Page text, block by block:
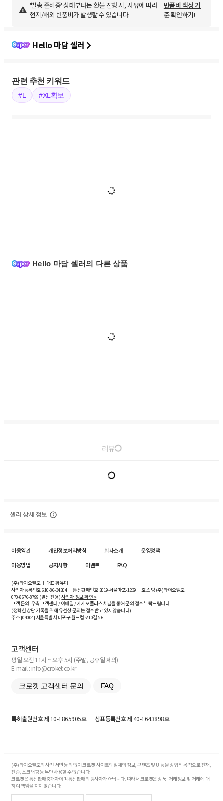
'발송 준비중' 상태부터는 환불 진행 시, 사유에 따라
현지/해외 반품비가 발생할 수 있습니다.
반품비 책정 기
준 확인하기!
Hello 마담 셀러
관련 추천 키워드
#L #XL확보
Hello 마담 셀러의 다른 상품
리뷰
셀러 상세 정보
이용약관 개인정보처리방침 회사소개
운영정책
이용방법
공지사항 이벤트 FAQ
(주)와이오엘오 ㅣ 대표 황유미
사업자등록번호610-86-34204ㅣ 통신판매번호 2019-서울마포-1239 ㅣ 호스팅 (주)와이오엘오
070-8676-8799 (발신 전용)사업자 정보 확인 >
고객 문의: 우측 고객센터 / 이메일 / 카카오플러스 채널을 통해 문의 접수 부탁드립니다.
(정확한 상담 기록을 위해 유선상 문의는 접수받고 있지 않습니다)
주소 [04004] 서울특별시 마포구 월드컵로10길5-6
고객센터
평일 오전 11시 ~ 오후 5시 (주말, 공휴일 제외)
E-mail : info@croket.co.kr
크로켓 고객센터 문의 FAQ
특허출원번호제 10-1865905호 상표등록번호제 40-1643898호
(주)와이오엘오의 사전 서면 동의 없이 크로켓 사이트의 일체의 정보, 콘텐츠 및 UI등을 상업적 목적으로 전재,
전송, 스크래핑 등 무단 사용할 수 없습니다.
크로켓은 통신판매중개자이며 통신판매의 당사자가 아닙니다. 따라서 크로켓은 상품·거래정보 및 거래에 대
하여 책임을 지지 않습니다.